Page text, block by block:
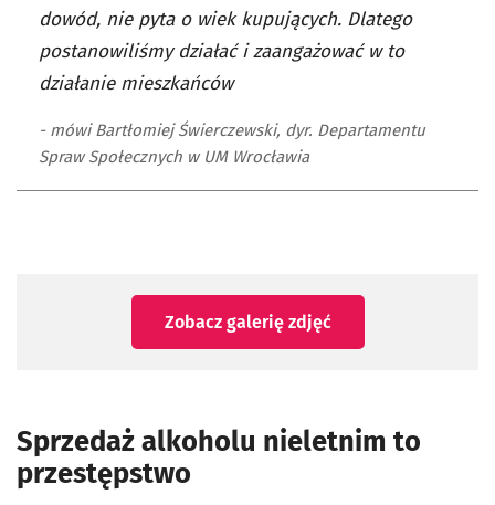
dowód, nie pyta o wiek kupujących. Dlatego
postanowiliśmy działać i zaangażować w to
działanie mieszkańców
- mówi Bartłomiej Świerczewski, dyr. Departamentu
Spraw Społecznych w UM Wrocławia
Zobacz galerię zdjęć
Sprzedaż alkoholu nieletnim to
przestępstwo